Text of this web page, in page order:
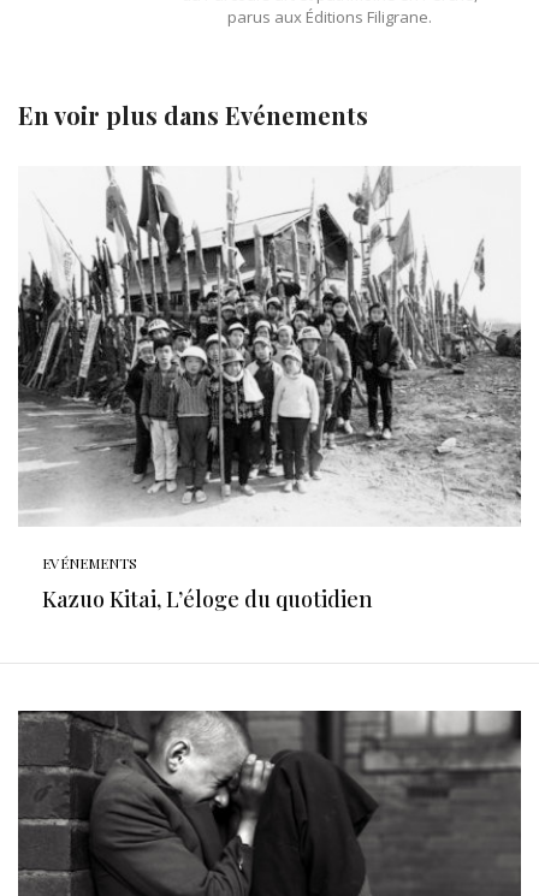
parus aux Éditions Filigrane.
En voir plus dans Evénements
EVÉNEMENTS
Kazuo Kitai, L’éloge du quotidien